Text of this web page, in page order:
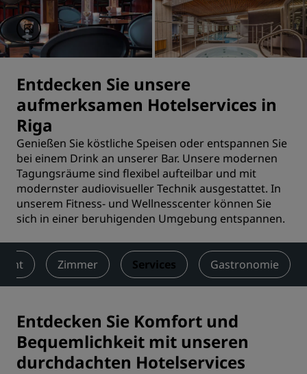
Entdecken Sie unsere
aufmerksamen Hotelservices in
Riga
Genießen Sie köstliche Speisen oder entspannen Sie
bei einem Drink an unserer Bar. Unsere modernen
Tagungsräume sind flexibel aufteilbar und mit
modernster audiovisueller Technik ausgestattet. In
unserem Fitness- und Wellnesscenter können Sie
sich in einer beruhigenden Umgebung entspannen.
Zimmer Services Gastronomie
Entdecken Sie Komfort und
Bequemlichkeit mit unseren
durchdachten Hotelservices